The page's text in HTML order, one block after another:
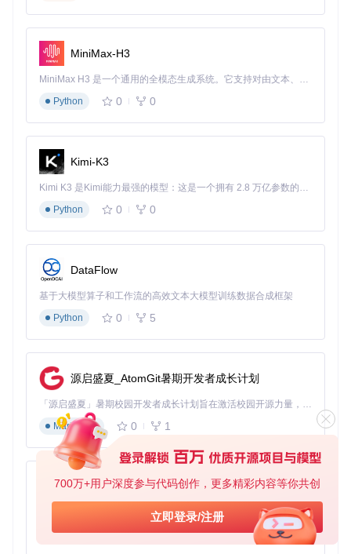
700万+用户深度参与代码创作，更多精彩内容等你共创
立即登录/注册
│   └── sycl/      # 跨平台异构计算 [适合混合架构系统]
├── apps/          # 应用程序集合 [包含各类数据处理工具]
这种架构设计使RELION能够灵活适应不同的硬件环境，同时
型数据集时，可通过cuda模块实现10倍以上的加速效果，而
对于缺乏GPU资源的环境，cpu模块仍能提供稳定的处理能
力。
💡 专家提示：架构选择应遵循"数据规模-硬件条件"匹配原
则：单GPU工作站适合处理1-5万粒子数据集，多节点GPU集
群则适用于10万以上粒子的大规模重构任务。
系统环境准备
# 安装依赖包
    build-essential cmake git \
    libfftw3-dev libtbb-dev libfltk1.3-dev \
    libpng-dev libjpeg-dev
# 克隆代码仓库
clone
cd relion
# 创建构建目录
build &&
编译配置与优化
MiniMax-H3
MiniMax H3 是一个通用的全模态生成系统。它支持对由文本、图像、视频和音频组成的多模态上下文进行统一理解，并能生成分辨率高达 2K、时长可达 15 秒的带原生立体声音频的视频。得益于面向任务泛化的系统设计，H3 在预训练阶段就已具备广泛的多模态上下文理解与生成能力，能够出色地执行复杂的多模态指令。
Python
0 0
Kimi-K3
Kimi K3 是Kimi能力最强的模型：这是一个拥有 2.8 万亿参数的混合专家（MoE）模型，具备原生视觉理解能力，并支持 100 万 token 的上下文窗口。
Python
0 0
DataFlow
基于大模型算子和工作流的高效文本大模型训练数据合成框架
Python
0 5
源启盛夏_AtomGit暑期开发者成长计划
「源启盛夏」暑期校园开发者成长计划旨在激活校园开源力量，通过积分激励、认证扶持、资源倾斜等形式，引导高校组织和开发者完成「入驻 — 建项目 — 做贡献 — 获认证 — 得资源」的完整闭环。无论你是想带领社团入驻平台的组织者，还是希望用代码贡献证明自己的开发者，都能在这里找到属于你的成长路径。
Markdown
0 1
py-xiaozhi
基于Python的Xiaozhi AI，适用于想要完整Xiaozhi体验而无需拥有专用硬件的用户。
Python
0 1